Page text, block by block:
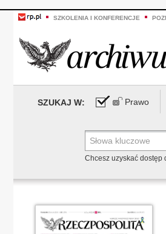
SZKOLENIA I KONFERENCJE
SZUKAJ W: Prawo
Chcesz uzyskać dostęp